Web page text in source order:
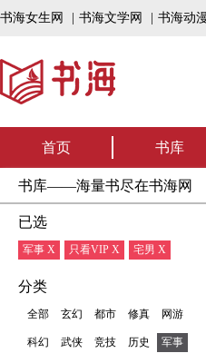
书海女生网 书海文学网 书海动
首页 书库
书库——海量书尽在书海网
已选
军事 X 只看VIP X 宅男 X
分类
全部 玄幻 都市 修真 网游
科幻 武侠 竞技 历史 军事